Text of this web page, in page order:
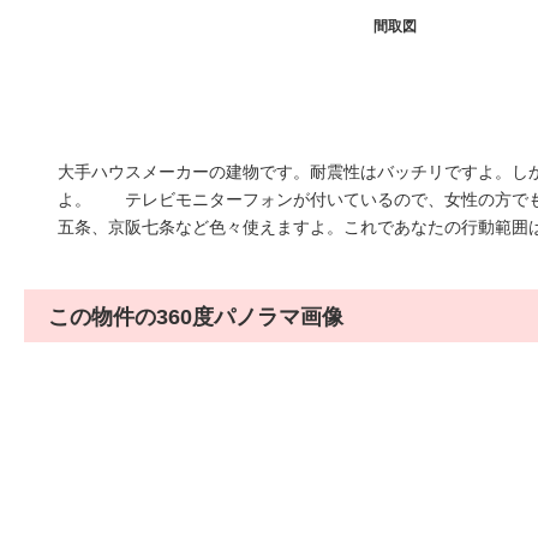
間取図
大手ハウスメーカーの建物です。耐震性はバッチリですよ。
よ。 テレビモニターフォンが付いているので、女性の方で
五条、京阪七条など色々使えますよ。これであなたの行動範囲
この物件の360度パノラマ画像